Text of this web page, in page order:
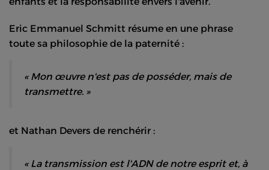
Eric Emmanuel Schmitt résume en une phrase
toute sa philosophie de la paternité :
« Mon œuvre n'est pas de posséder, mais de
transmettre. »
et Nathan Devers de renchérir :
« La transmission est l'ADN de notre esprit et, à